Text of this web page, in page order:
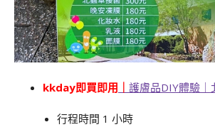
kkday即買即用 護膚品DIY體驗｜
行程時間 1 小時